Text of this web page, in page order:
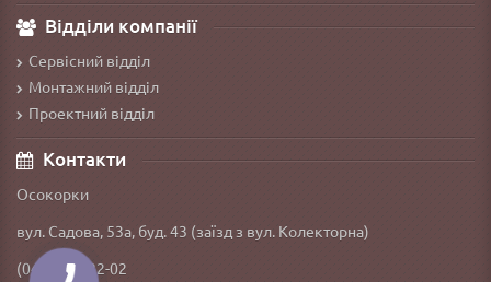
Відділи компанії
Сервісний відділ
Монтажний відділ
Проектний відділ
Контакти
Осокорки
вул. Садова, 53а, буд. 43 (заїзд з вул. Колекторна)
(044) 332-22-02